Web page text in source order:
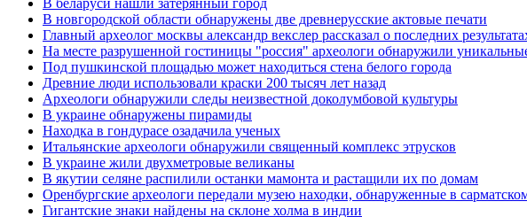
В беларуси нашли затерянный город
В новгородской области обнаружены две древнерусские актовые печати
Главный археолог москвы александр векслер рассказал о последних
На месте разрушенной гостиницы "россия" археологи обнаружили
Под пушкинской площадью может находиться стена белого города
Древние люди использовали краски 200 тысяч лет назад
Археологи обнаружили следы неизвестной доколумбовой культуры
В украине обнаружены пирамиды
Находка в гондурасе озадачила ученых
Итальянские археологи обнаружили священный комплекс этрусков
В украине жили двухметровые великаны
В якутии селяне распилили останки мамонта и растащили их по домам
Оренбургские археологи передали музею находки, обнаруженные в
Гигантские знаки найдены на склоне холма в индии